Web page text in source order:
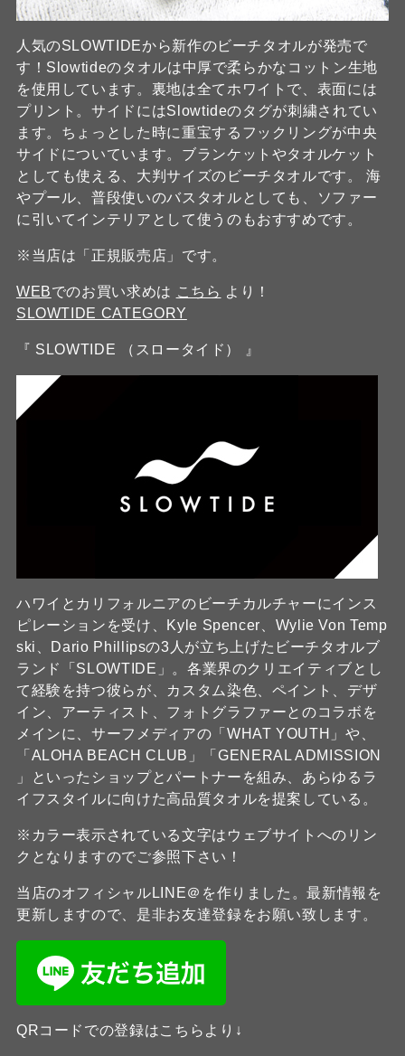
人気のSLOWTIDEから新作のビーチタオルが発売で
す！Slowtideのタオルは中厚で柔らかなコットン生地
を使用しています。裏地は全てホワイトで、表面には
プリント。サイドにはSlowtideのタグが刺繍されてい
ます。ちょっとした時に重宝するフックリングが中央
サイドについています。ブランケットやタオルケット
としても使える、大判サイズのビーチタオルです。 海
やプール、普段使いのバスタオルとしても、ソファー
に引いてインテリアとして使うのもおすすめです。
※当店は「正規販売店」です。
WEBでのお買い求めは こちら より！
SLOWTIDE CATEGORY
『 SLOWTIDE （スロータイド） 』
ハワイとカリフォルニアのビーチカルチャーにインス
ピレーションを受け、Kyle Spencer、Wylie Von Temp
ski、Dario Phillipsの3人が立ち上げたビーチタオルブ
ランド「SLOWTIDE」。各業界のクリエイティブとし
て経験を持つ彼らが、カスタム染色、ペイント、デザ
イン、アーティスト、フォトグラファーとのコラボを
メインに、サーフメディアの「WHAT YOUTH」や、
「ALOHA BEACH CLUB」「GENERAL ADMISSION
」といったショップとパートナーを組み、あらゆるラ
イフスタイルに向けた高品質タオルを提案している。
※カラー表示されている文字はウェブサイトへのリン
クとなりますのでご参照下さい！
当店のオフィシャルLINE＠を作りました。最新情報を
更新しますので、是非お友達登録をお願い致します。
QRコードでの登録はこちらより↓